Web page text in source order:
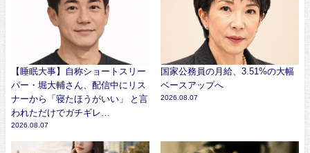
【睡眠大事】自称ショートスリー
パー・堀大輔さん、配信中にリス
ナーから「寝たほうがいい」 と言
われただけでガチギレ…
2026.08.07
国家公務員の月給、3.51%の大幅
ベースアップへ
2026.08.07